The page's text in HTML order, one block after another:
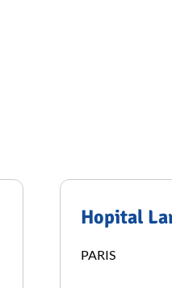
Hopital
PARIS